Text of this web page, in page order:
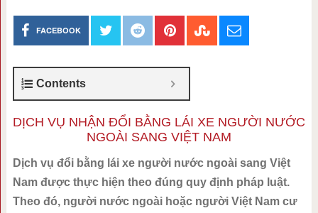
FACEBOOK
Contents
DỊCH VỤ NHẬN ĐỔI BẰNG LÁI XE NGƯỜI NƯỚC
NGOÀI SANG VIỆT NAM
Dịch vụ đổi bằng lái xe người nước ngoài sang Việt
Nam được thực hiện theo đúng quy định pháp luật.
Theo đó, người nước ngoài hoặc người Việt Nam cư